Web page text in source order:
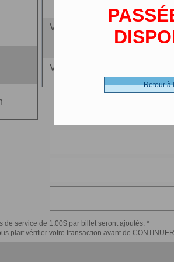
(65 ans et plus) 3D
VIP Gen 3D DBOX - 31.00 $
VIP Ainé 3D DBX - 26.25 $
(65 ans et plus)
(3-12 ans)
de service de 1.00$ par billet seront ajoutés. *
plait vérifier votre transaction avant de
Retour à